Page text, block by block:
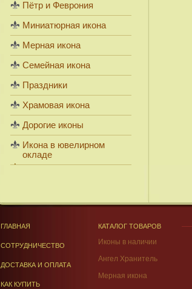
Пётр и Феврония
Миниатюрная икона
Мерная икона
Семейная икона
Праздники
Храмовая икона
Дорогие иконы
Икона в ювелирном
окладе
ГЛАВНАЯ
СОТРУДНИЧЕСТВО
ДОСТАВКА И ОПЛАТА
КАК КУПИТЬ
КАТАЛОГ ТОВАРОВ
Иконы в наличии
Ангел Хранитель
Мерная икона